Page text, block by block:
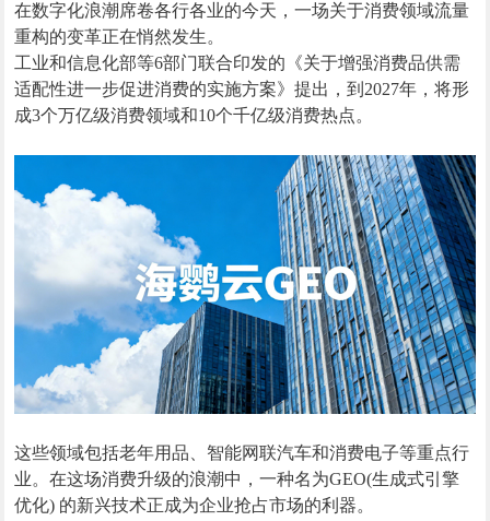
在数字化浪潮席卷各行各业的今天，一场关于消费领域流量
重构的变革正在悄然发生。
工业和信息化部等6部门联合印发的《关于增强消费品供需
适配性进一步促进消费的实施方案》提出，到2027年，将形
成3个万亿级消费领域和10个千亿级消费热点。
这些领域包括老年用品、智能网联汽车和消费电子等重点行
业。在这场消费升级的浪潮中，一种名为GEO(生成式引擎
优化) 的新兴技术正成为企业抢占市场的利器。